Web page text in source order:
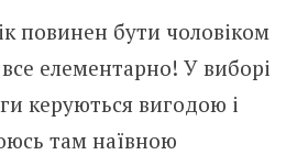
повинен бути чоловіком
елементарно! У виборі
керуються вигодою і
там наївною